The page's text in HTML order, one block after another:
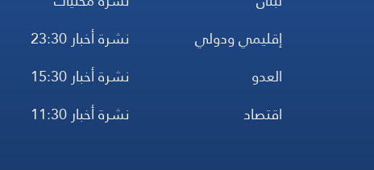
إقليمي ودولي
العدو
اقتصاد
نشرة أخبار 23:30
نشرة أخبار 15:30
نشرة أخبار 11:30